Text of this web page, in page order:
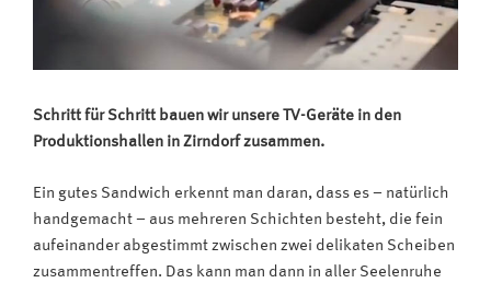
Schritt für Schritt bauen wir unsere TV-Geräte in den
Produktionshallen in Zirndorf zusammen.
Ein gutes Sandwich erkennt man daran, dass es – natürlich
handgemacht – aus mehreren Schichten besteht, die fein
aufeinander abgestimmt zwischen zwei delikaten Scheiben
zusammentreffen. Das kann man dann in aller Seelenruhe